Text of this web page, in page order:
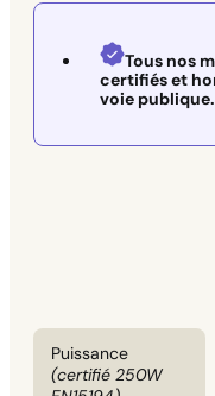
Tous nos
certifiés et
voie publique.
Puissance
(certifié 250W